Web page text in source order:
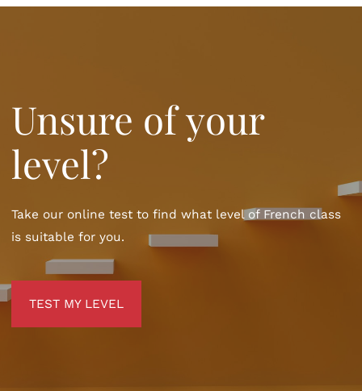
Unsure of your
level?
Take our online test to find what level of French class
is suitable for you.
TEST MY LEVEL